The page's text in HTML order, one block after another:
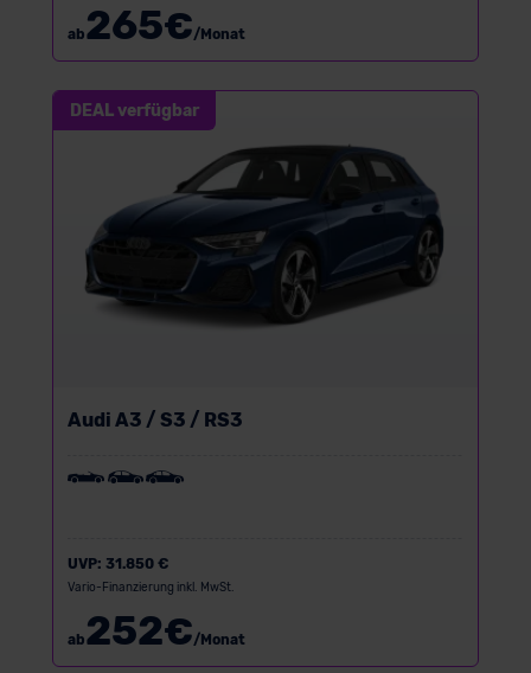
ab265€/Monat
DEAL verfügbar
Audi A3 / S3 / RS3
UVP: 31.850 €
Vario-Finanzierung inkl. MwSt.
ab252€/Monat